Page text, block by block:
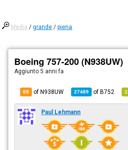
Media /grande /piena
Boeing 757-200 (N938UW)
Aggiunto5 anni fa
69 of N938UW 27489 ofB752
Paul Lehmann